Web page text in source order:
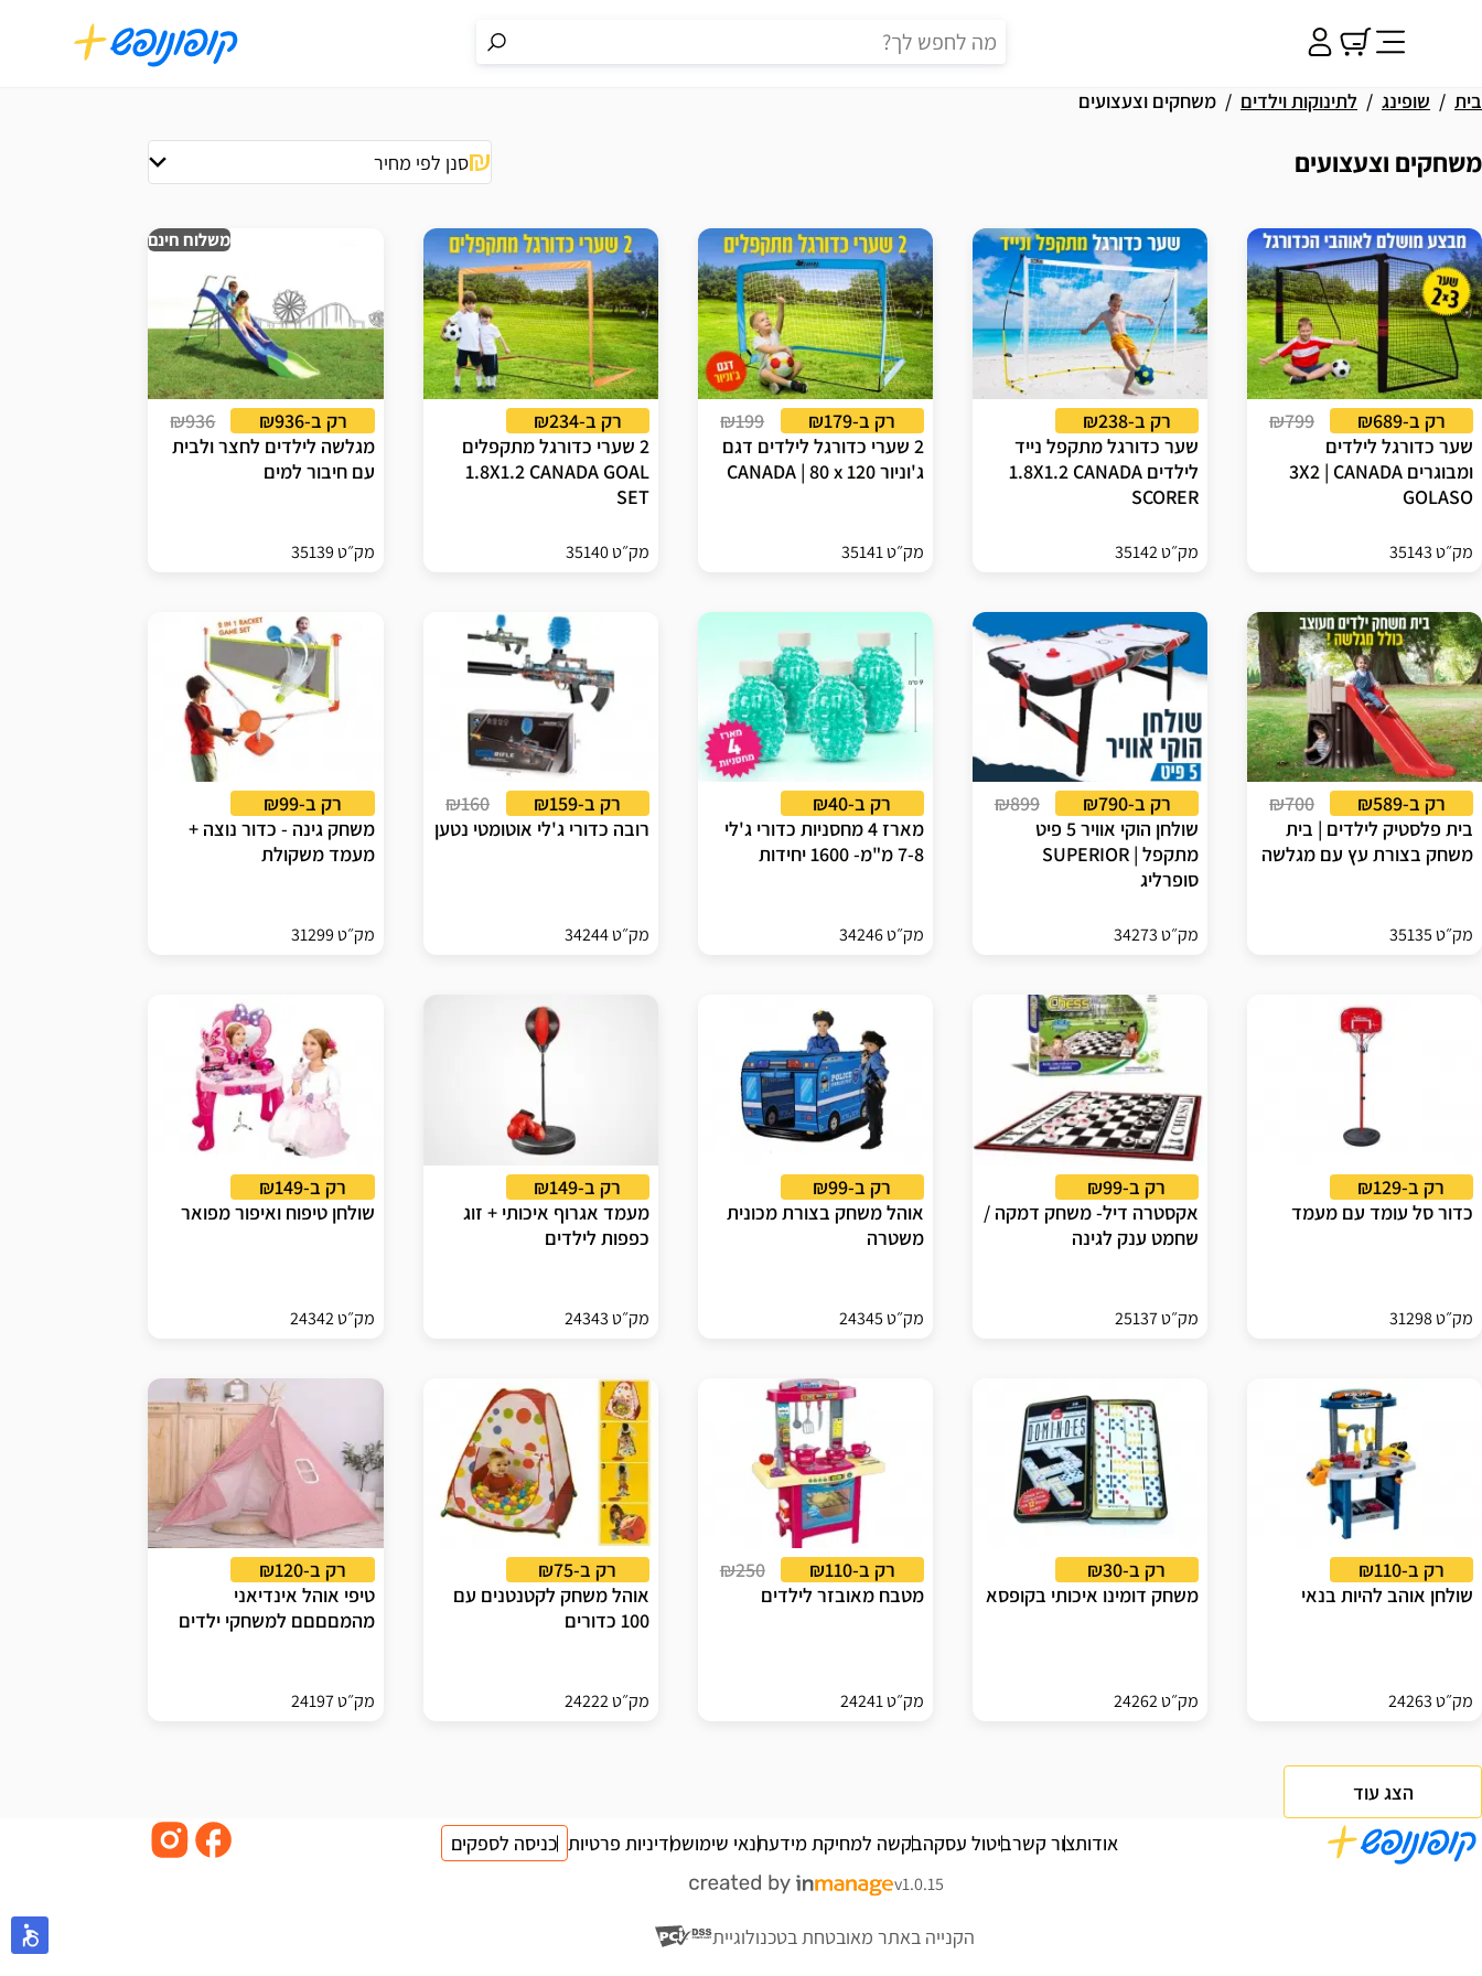
בית שופינג לתינוקות וילדים משחקים וצעצועים
משחקים וצעצועים סנן לפי מחיר
תוצאות
רק ב-₪689
₪799
שער כדורגל לילדים
ומבוגרים 3X2 | CANADA
GOLASO
מק״ט 35143
רק ב-₪238
שער כדורגל מתקפל נייד
לילדים 1.8X1.2 CANADA
SCORER
מק״ט 35142
רק ב-₪179
₪199
2 שערי כדורגל לילדים דגם
ג'וניור CANADA | 80 x 120
מק״ט 35141
רק ב-₪234
2 שערי כדורגל מתקפלים
1.8X1.2 CANADA GOAL
SET
מק״ט 35140
משלוח חינם
רק ב-₪936
₪936
מגלשה לילדים לחצר ולבית
עם חיבור למים
מק״ט 35139
רק ב-₪589
₪700
בית פלסטיק לילדים | בית
משחק בצורת עץ עם מגלשה
מק״ט 35135
רק ב-₪790
₪899
שולחן הוקי אוויר 5 פיט
מתקפל | SUPERIOR
סופרליג
מק״ט 34273
רק ב-₪40
מארז 4 מחסניות כדורי ג'לי
7-8 מ"מ- 1600 יחידות
מק״ט 34246
רק ב-₪159
₪160
רובה כדורי ג'לי אוטומטי נטען
מק״ט 34244
רק ב-₪99
משחק גינה - כדור נוצה +
מעמד משקולת
מק״ט 31299
רק ב-₪129
כדור סל עומד עם מעמד
מק״ט 31298
רק ב-₪99
אקסטרה דיל- משחק דמקה /
שחמט ענק לגינה
מק״ט 25137
רק ב-₪99
אוהל משחק בצורת מכונית
משטרה
מק״ט 24345
רק ב-₪149
מעמד אגרוף איכותי + זוג
כפפות לילדים
מק״ט 24343
רק ב-₪149
שולחן טיפוח ואיפור מפואר
מק״ט 24342
רק ב-₪110
שולחן אוהב להיות בנאי
מק״ט 24263
רק ב-₪30
משחק דומינו איכותי בקופסא
מק״ט 24262
רק ב-₪110
₪250
מטבח מאובזר לילדים
מק״ט 24241
רק ב-₪75
אוהל משחק לקטנטנים עם
100 כדורים
מק״ט 24222
רק ב-₪120
טיפי אוהל אינדיאני
מהמםםםם למשחקי ילדים
מק״ט 24197
הצג עוד
אודותצור קשרביטול עסקהבקשה למחיקת מידעתנאי שימושמדיניות פרטיות כניסה לספקים
v1.0.15
הקנייה באתר מאובטחת בטכנולוגיית